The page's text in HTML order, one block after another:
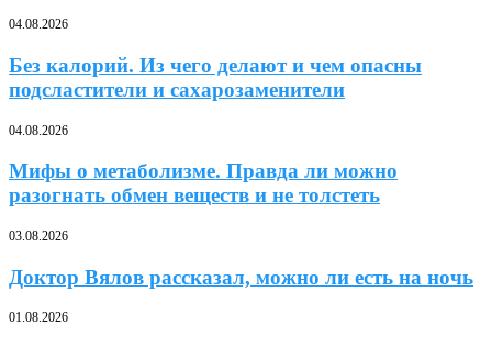
04.08.2026
Без калорий. Из чего делают и чем опасны
подсластители и сахарозаменители
04.08.2026
Мифы о метаболизме. Правда ли можно
разогнать обмен веществ и не толстеть
03.08.2026
Доктор Вялов рассказал, можно ли есть на ночь
01.08.2026